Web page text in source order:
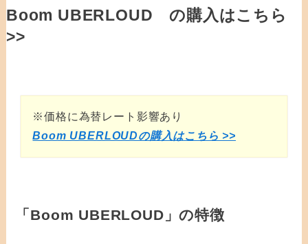
Boom UBERLOUD の購入はこちら
>>
※価格に為替レート影響あり
Boom UBERLOUDの購入はこちら >>
「Boom UBERLOUD」の特徴